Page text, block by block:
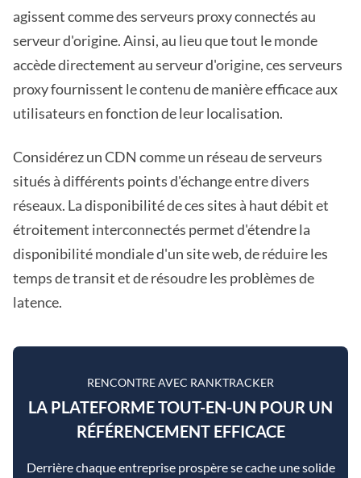
agissent comme des serveurs proxy connectés au
serveur d'origine. Ainsi, au lieu que tout le monde
accède directement au serveur d'origine, ces serveurs
proxy fournissent le contenu de manière efficace aux
utilisateurs en fonction de leur localisation.
Considérez un CDN comme un réseau de serveurs
situés à différents points d'échange entre divers
réseaux. La disponibilité de ces sites à haut débit et
étroitement interconnectés permet d'étendre la
disponibilité mondiale d'un site web, de réduire les
temps de transit et de résoudre les problèmes de
latence.
RENCONTRE AVEC RANKTRACKER
LA PLATEFORME TOUT-EN-UN POUR UN
RÉFÉRENCEMENT EFFICACE
Derrière chaque entreprise prospère se cache une solide